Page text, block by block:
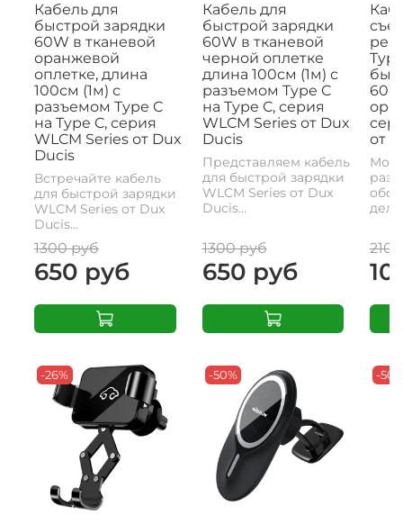
Кабель для
быстрой зарядки
60W в тканевой
оранжевой
оплетке, длина
100см (1м) с
разъемом Type C
на Type C, серия
WLCM Series от Dux
Ducis
Встречайте кабель
для быстрой зарядки
WLCM Series от Dux
Ducis...
1300 руб
650 руб
Кабель для
быстрой зарядки
60W в тканевой
черной оплетке
длина 100см (1м) с
разъемом Type C
на Type C, серия
WLCM Series от Dux
Ducis
Представляем кабель
для быстрой зарядки
WLCM Series от Dux
Ducis...
1300 руб
650 руб
от
-26% -50% -